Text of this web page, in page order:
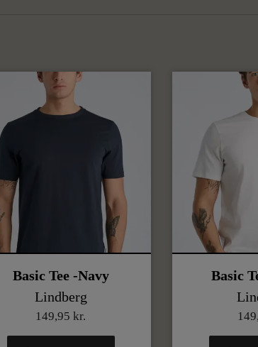
Basic Tee -Navy
Lindberg
149,95 kr.
Basic